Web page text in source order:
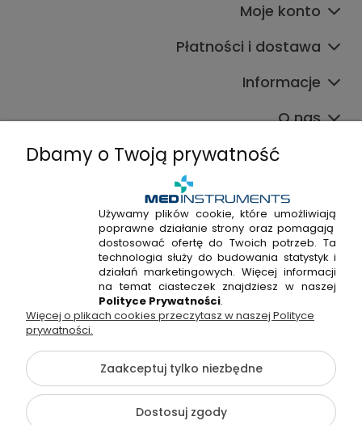
Moje konto
Płatności i dostawa
Informacje
O nas
+48 720 915 338
+48 22 298 53 38
Napisz do nas!
Hossa Medical Sp. z o. o. | ul. Kryształowa 33A, 01-356
Warszawa, woj. mazowieckie | NIP: 7010404814, REGON:
146982576, KRS: 0000491265
©2026 Wszelkie Prawa Zastrzeżone | medinstruments.pl
Dbamy o Twoją prywatność
Używamy plików cookie, które umożliwiają
poprawne działanie strony oraz pomagają
dostosować ofertę do Twoich potrzeb. Ta
technologia służy do budowania statystyk i
działań marketingowych. Więcej informacji
na temat ciasteczek znajdziesz w naszej
Polityce Prywatności.
Więcej o plikach cookies przeczytasz w naszej Polityce
prywatności.
Zaakceptuj tylko niezbędne
Dostosuj zgody